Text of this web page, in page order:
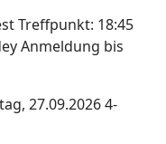
Treffpunkt: 18:45
Anmeldung bis
27.09.2026 4-